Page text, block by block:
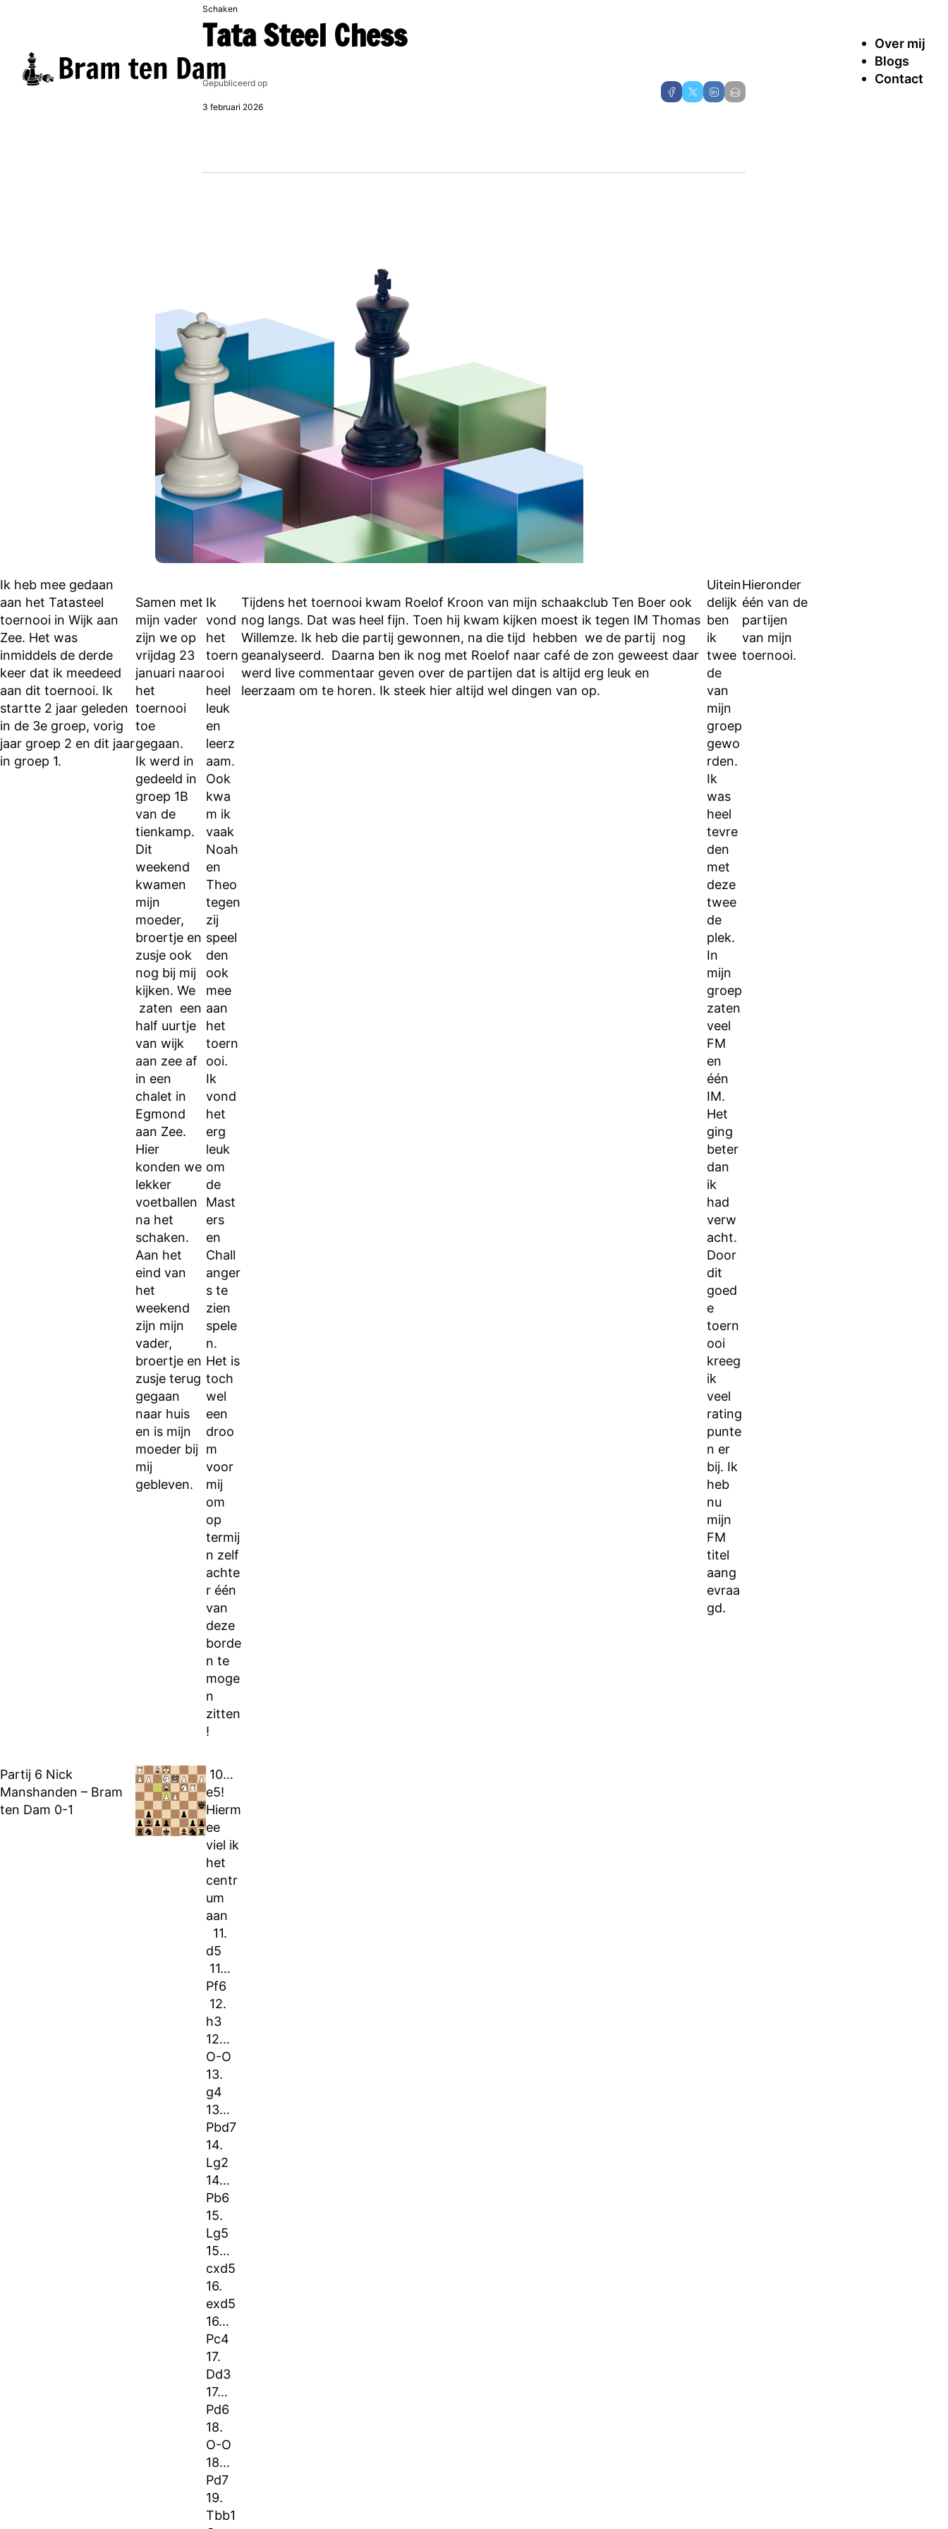
Over mij
Blogs
Contact
Tata Steel Chess
Gepubliceerd op
3 februari 2026
Schaken
Ik heb mee gedaan
aan het Tatasteel
toernooi in Wijk aan
Zee. Het was
inmiddels de derde
keer dat ik meedeed
aan dit toernooi. Ik
startte 2 jaar geleden
in de 3e groep, vorig
jaar groep 2 en dit jaar
in groep 1.
Samen met
mijn vader
zijn we op
vrijdag 23
januari naar
het
toernooi
toe
gegaan.
Ik werd in
gedeeld in
groep 1B
van de
tienkamp.
Dit
weekend
kwamen
mijn
moeder,
broertje en
zusje ook
nog bij mij
kijken. We
zaten een
half uurtje
van wijk
aan zee af
in een
chalet in
Egmond
aan Zee.
Hier
konden we
lekker
voetballen
na het
schaken.
Aan het
eind van
het
weekend
zijn mijn
vader,
broertje en
zusje terug
gegaan
naar huis
en is mijn
moeder bij
mij
gebleven.
Ik
vond
het
toern
ooi
heel
leuk
en
leerz
aam.
Ook
kwa
m ik
vaak
Noah
en
Theo
tegen
zij
speel
den
ook
mee
aan
het
toern
ooi.
Ik
vond
het
erg
leuk
om
de
Mast
ers
en
Chall
anger
s te
zien
spele
n.
Het is
toch
wel
een
droo
m
voor
mij
om
op
termij
n zelf
achte
r één
van
deze
borde
n te
moge
n
zitten
!
Tijdens het toernooi kwam Roelof Kroon van mijn schaakclub Ten Boer ook
nog langs. Dat was heel fijn. Toen hij kwam kijken moest ik tegen IM Thomas
Willemze. Ik heb die partij gewonnen, na die tijd hebben we de partij nog
geanalyseerd. Daarna ben ik nog met Roelof naar café de zon geweest daar
werd live commentaar geven over de partijen dat is altijd erg leuk en
leerzaam om te horen. Ik steek hier altijd wel dingen van op.
Uitein
delijk
ben
ik
twee
de
van
mijn
groep
gewo
rden.
Ik
was
heel
tevre
den
met
deze
twee
de
plek.
In
mijn
groep
zaten
veel
FM
en
één
IM.
Het
ging
beter
dan
ik
had
verw
acht.
Door
dit
goed
e
toern
ooi
kreeg
ik
veel
rating
punte
n er
bij. Ik
heb
nu
mijn
FM
titel
aang
evraa
gd.
Hieronder
één van de
partijen
van mijn
toernooi.
Partij 6 Nick
Manshanden – Bram
ten Dam 0-1
10…
e5!
Hierm
ee
viel ik
het
centr
um
aan
11.
d5
11…
Pf6
12.
h3
12…
O-O
13.
g4
13…
Pbd7
14.
Lg2
14…
Pb6
15.
Lg5
15…
cxd5
16.
exd5
16…
Pc4
17.
Dd3
17…
Pd6
18.
O-O
18…
Pd7
19.
Tbb1